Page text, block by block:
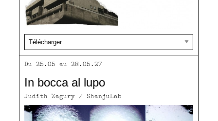
Du 25.05 au 28.05.27
In bocca al lupo
Judith Zagury / ShanjuLab